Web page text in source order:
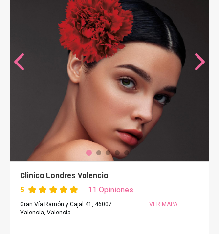
Clinica Londres Valencia
5 11 Opiniones
Gran Vía Ramón y Cajal 41, 46007
Valencia, Valencia
VER MAPA